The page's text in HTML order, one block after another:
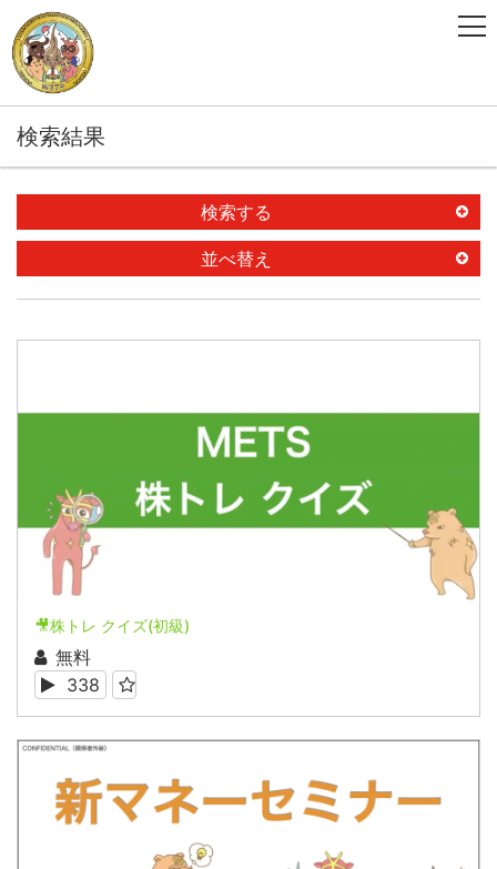
検索結果
検索する
並べ替え
🎥株トレ クイズ(初級)
無料
338